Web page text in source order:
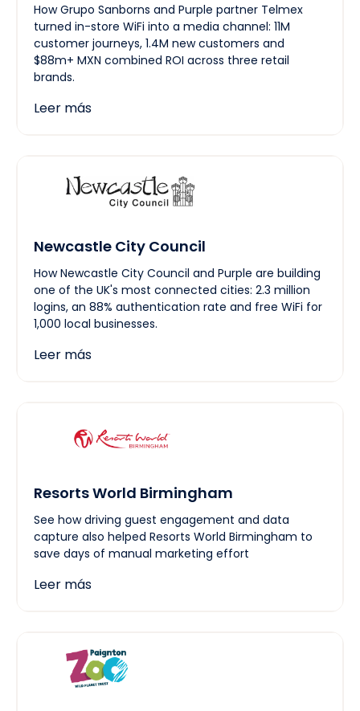
How Grupo Sanborns and Purple partner Telmex
turned in-store WiFi into a media channel: 11M
customer journeys, 1.4M new customers and
$88m+ MXN combined ROI across three retail
brands.
Leer más
Newcastle City Council
How Newcastle City Council and Purple are building
one of the UK's most connected cities: 2.3 million
logins, an 88% authentication rate and free WiFi for
1,000 local businesses.
Leer más
Resorts World Birmingham
See how driving guest engagement and data
capture also helped Resorts World Birmingham to
save days of manual marketing effort
Leer más